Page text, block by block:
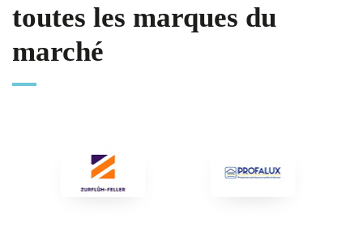
toutes les marques du
marché